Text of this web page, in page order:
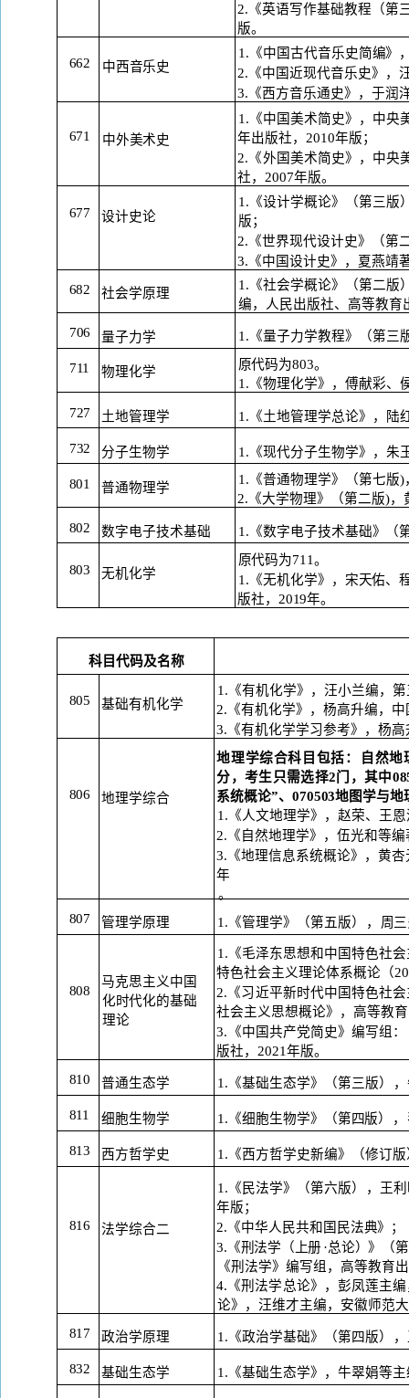
2.《英语写作基础教程（第
版。
662 中西音乐史
1.《中国古代音乐史简编》
2.《中国近现代音乐史》，
3.《西方音乐通史》，于润
671 中外美术史
1.《中国美术简史》，中央
年出版社，2010年版；
2.《外国美术简史》，中央
社，2007年版。
677 设计史论
1.《设计学概论》（第三版
版；
2.《世界现代设计史》（第
3.《中国设计史》，夏燕靖
682
社会学原理
1.《社会学概论》（第二版
编，人民出版社、高等教育
706
量子力学 1.《量子力学教程》（第三
711 物理化学
原代码为803。
1.《物理化学》，傅献彩、
727
土地管理学 1.《土地管理学总论》，陆
732 分子生物学 1.《现代分子生物学》，朱
801 普通物理学
1.《普通物理学》（第七版
2.《大学物理》（第二版)
802
数字电子技术基础 1.《数字电子技术基础》（
803 无机化学
原代码为711。
1.《无机化学》，宋天佑、
版社， 2019年。
科目代码及名称
805 基础有机化学
1.《有机化学》，汪小兰编，
2.《有机化学》，杨高升编，
3.《有机化学学习参考》，杨
806 地理学综合
地理学综合科目包括：
自然
分，考生只需选择2门，其中
系统概论”、 070503地图学与
1.《人文地理学》，赵荣、王
2.《自然地理学》，伍光和等
3.《地理信息系统概论》，黄
年
。
807
管理学原理 1.《管理学》（第五版）， 周
808
马克思主义中国
化时代化的基础
理论
1.《毛泽东思想和中国特色社
特色社会主义理论体系概论（
2.《习近平新时代中国特色社
社会主义思想概论》，高等教
3.《中国共产党简史》编写组
版社， 2021年版。
810
普通生态学 1.《基础生态学》（第三版），
811 细胞生物学 1.《细胞生物学》（第四版），
813 西方哲学史 1.《西方哲学史新编》（修订版
816 法学综合二
1.《民法学》（第六版），
王
年版；
2.《中华人民共和国民法典》；
3.《刑法学（上册 ·总论）》（
《刑法学》编写组，高等教育
4.《刑法学总论》，彭凤莲主
论》，汪维才主编，安徽师范
817
政治学原理 1.《政治学基础》（第四版），
832 基础生态学 1.《基础生态学》，牛翠娟等